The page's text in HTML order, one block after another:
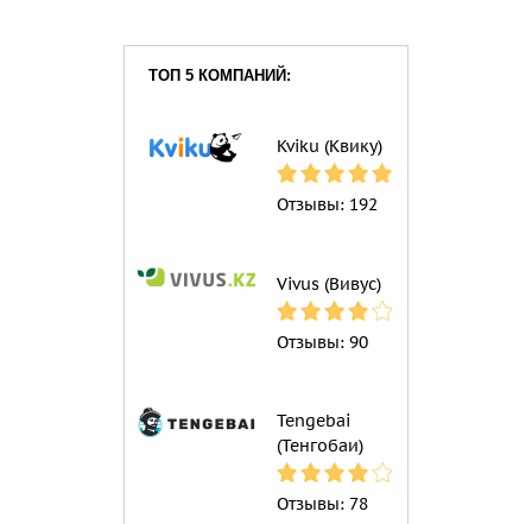
ТОП 5 КОМПАНИЙ:
Kviku (Квику)
Отзывы: 192
Vivus (Вивус)
Отзывы: 90
Tengebai
(Тенгобаи)
Отзывы: 78